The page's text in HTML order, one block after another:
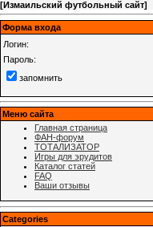
[Измаильский футбольный сайт]
Форма входа
Логин:
Пароль:
запомнить
Меню сайта
Главная страница
ФАН-форум
ТОТАЛИЗАТОР
Игры для эрудитов
Каталог статей
FAQ
Ваши отзывы
Categories